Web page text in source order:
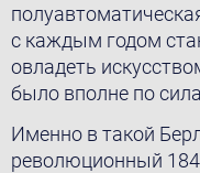
с каждым годом
овладеть
было вполне по
Именно в такой
революционный